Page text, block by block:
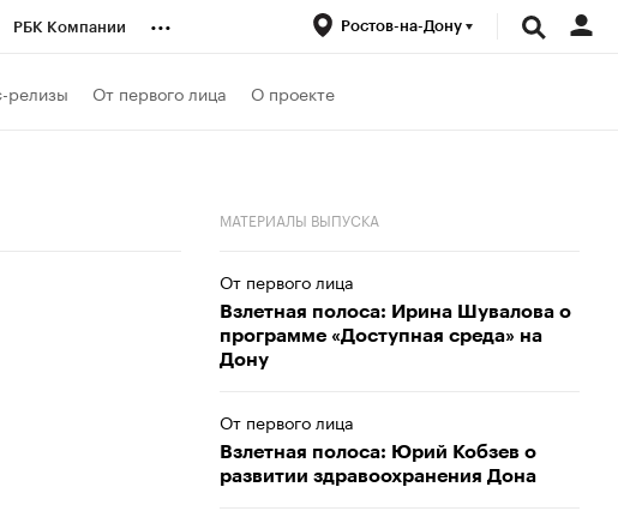
РБК Компании ... Ростов-на-Дону
релизы От первого лица О проекте
МАТЕРИАЛЫ ВЫПУСКА
От первого лица
Взлетная полоса: Ирина Шувалова о
программе «Доступная среда» на
Дону
От первого лица
Взлетная полоса: Юрий Кобзев о
развитии здравоохранения Дона